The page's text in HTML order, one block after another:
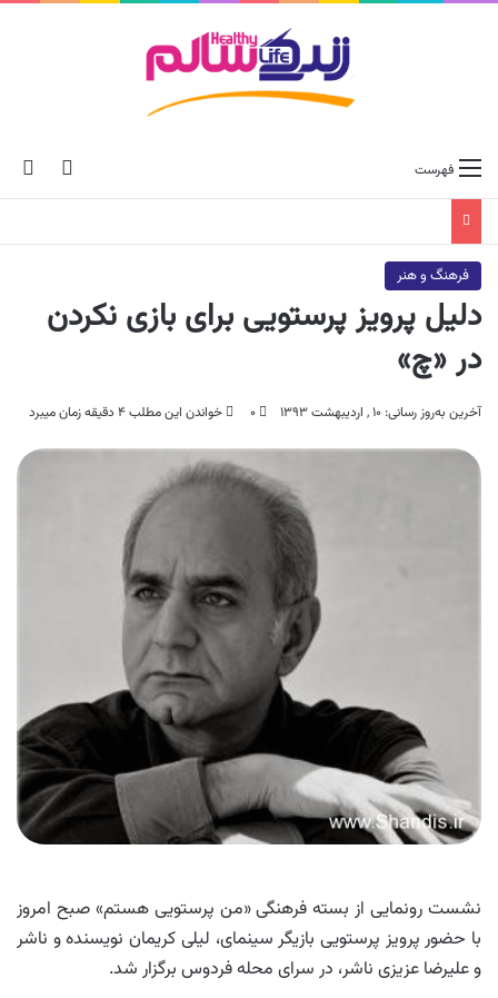
skin فهرست
فرهنگ و هنر
دلیل پرویز پرستویی برای بازی نکردن
در «چ»
آخرین به‌روز رسانی: ۱۰ , اردیبهشت ۱۳۹۳ ۰ خواندن این مطلب ۴ دقیقه زمان میبرد
نشست رونمایی از بسته فرهنگی «من پرستویی هستم» صبح امروز
با حضور پرویز پرستویی بازیگر سینمای، لیلی کریمان نویسنده و ناشر
و علیرضا عزیزی ناشر، در سرای محله فردوس برگزار شد.